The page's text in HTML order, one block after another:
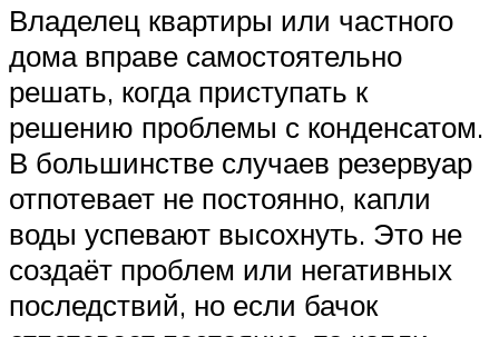
Владелец квартиры или частного
дома вправе самостоятельно
решать, когда приступать к
решению проблемы с конденсатом.
В большинстве случаев резервуар
отпотевает не постоянно, капли
воды успевают высохнуть. Это не
создаёт проблем или негативных
последствий, но если бачок